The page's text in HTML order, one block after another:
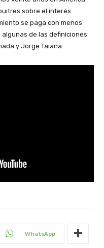
sobre el interés
se paga con menos
de las definiciones
y Jorge Taiana.
WhatsApp